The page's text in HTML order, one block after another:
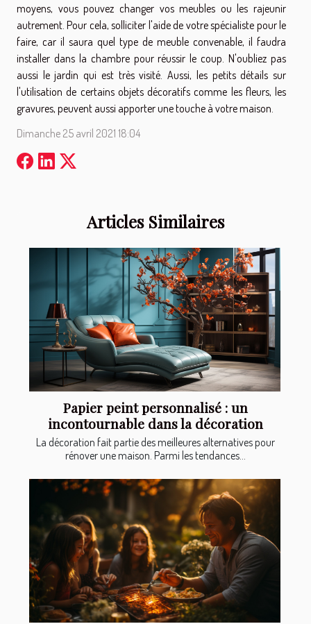
moyens, vous pouvez changer vos meubles ou les rajeunir
autrement. Pour cela, solliciter l'aide de votre spécialiste pour le
faire, car il saura quel type de meuble convenable, il faudra
installer dans la chambre pour réussir le coup. N'oubliez pas
aussi le jardin qui est très visité. Aussi, les petits détails sur
l'utilisation de certains objets décoratifs comme les fleurs, les
gravures, peuvent aussi apporter une touche à votre maison.
Dimanche 25 avril 2021 18:04
Articles Similaires
Papier peint personnalisé : un
incontournable dans la décoration
La décoration fait partie des meilleures alternatives pour
rénover une maison. Parmi les tendances...